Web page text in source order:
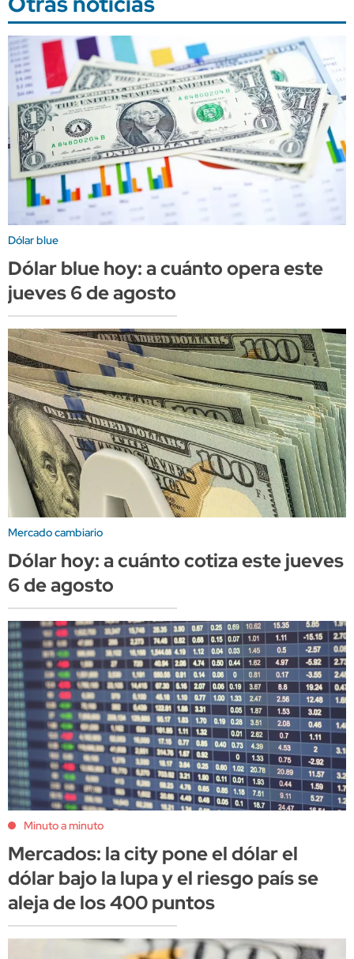
Dólar blue
Dólar blue hoy: a cuánto opera este
jueves 6 de agosto
Mercado cambiario
Dólar hoy: a cuánto cotiza este jueves
6 de agosto
Minuto a minuto
Mercados: la city pone el dólar el
dólar bajo la lupa y el riesgo país se
aleja de los 400 puntos